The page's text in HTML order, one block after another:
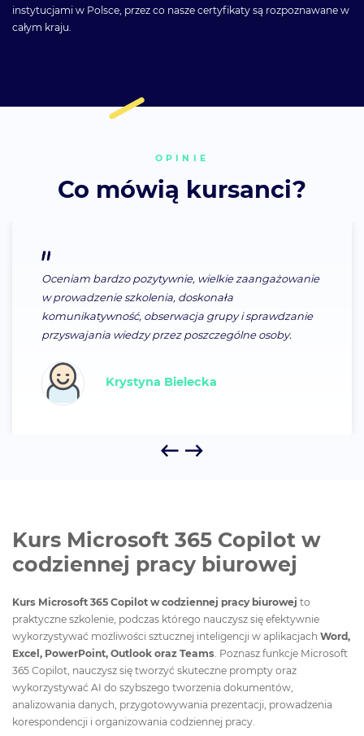
instytucjami w Polsce, przez co nasze certyfikaty są rozpoznawane w
całym kraju.
OPINIE
Co mówią kursanci?
zaangażowanie
i sprawdzanie
osoby.
Szczególnie podobał mi się
OK!
Kurs Microsoft 365 Copilot w
codziennej pracy biurowej
Kurs Microsoft 365 Copilot w codziennej pracy biurowej to
praktyczne szkolenie, podczas którego nauczysz się efektywnie
wykorzystywać możliwości sztucznej inteligencji w aplikacjach Word,
Excel, PowerPoint, Outlook oraz Teams. Poznasz funkcje Microsoft
365 Copilot, nauczysz się tworzyć skuteczne prompty oraz
wykorzystywać AI do szybszego tworzenia dokumentów,
analizowania danych, przygotowywania prezentacji, prowadzenia
korespondencji i organizowania codziennej pracy.